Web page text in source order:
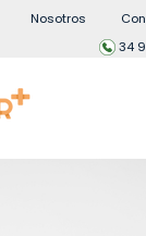
Nosotros
34